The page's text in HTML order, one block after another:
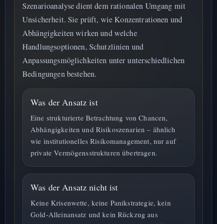
Szenarioanalyse dient dem rationalen Umgang mit
Unsicherheit. Sie prüft, wie Konzentrationen und
Abhängigkeiten wirken und welche
Handlungsoptionen, Schutzlinien und
Anpassungsmöglichkeiten unter unterschiedlichen
Bedingungen bestehen.
Was der Ansatz ist
Eine strukturierte Betrachtung von Chancen,
Abhängigkeiten und Risikoszenarien – ähnlich
wie institutionelles Risikomanagement, nur auf
private Vermögensstrukturen übertragen.
Was der Ansatz nicht ist
Keine Krisenwette, keine Panikstrategie, kein
Gold-Alleinansatz und kein Rückzug aus